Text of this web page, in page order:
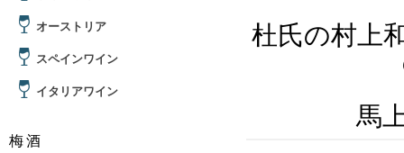
オーストリア
スペインワイン
イタリアワイン
梅酒
杜氏の村上
馬